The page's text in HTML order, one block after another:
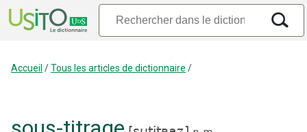
Accueil /Tous les articles de dictionnaire /